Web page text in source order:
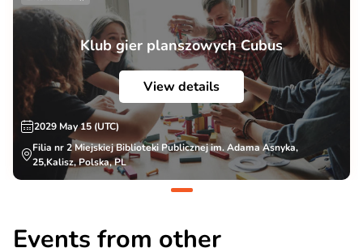
Klub gier planszowych Cubus
View details
2029 May 15 (UTC)
Filia nr 2 Miejskiej Biblioteki Publicznej im. Adama Asnyka,
25,Kalisz, Polska, PL
Events from other